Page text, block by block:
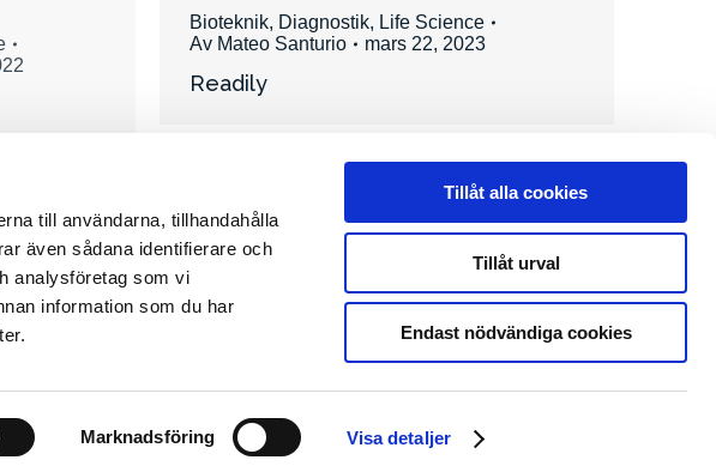
till användarna, tillhandahålla
även sådana identifierare och
analysföretag som vi
information som du har
Marknadsföring Visa detaljer
Tillåt alla cookies
Tillåt urval
Endast nödvändiga cookies
Bioteknik, Diagnostik, Life Science
Av Mateo Santurio mars 22, 2023
Readily
Diagnostik,Life Science
Av
Ola juli 1, 2021